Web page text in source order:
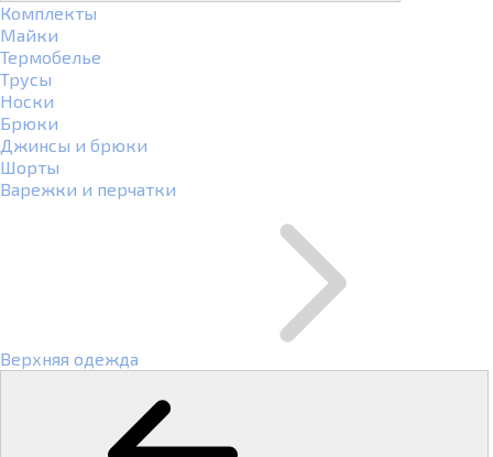
Комплекты
Майки
Термобелье
Трусы
Носки
Брюки
Джинсы и брюки
Шорты
Варежки и перчатки
Верхняя одежда